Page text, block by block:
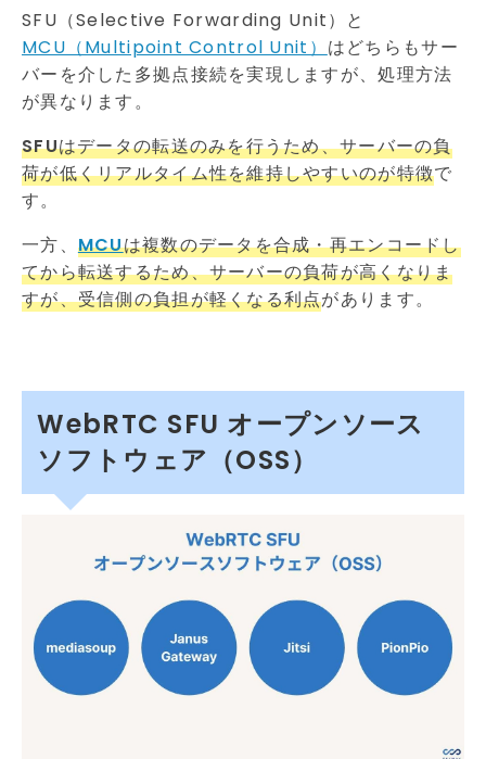
SFU（Selective Forwarding Unit）と
MCU（Multipoint Control Unit） はどちらもサー
バーを介した多拠点接続を実現しますが、処理方法
が異なります。
SFUはデータの転送のみを行うため、サーバーの負
荷が低くリアルタイム性を維持しやすいのが特徴で
す。
一方、 MCUは複数のデータを合成・再エンコードし
てから転送するため、サーバーの負荷が高くなりま
すが、受信側の負担が軽くなる利点があります。
WebRTC SFU オープンソース
ソフトウェア（OSS）